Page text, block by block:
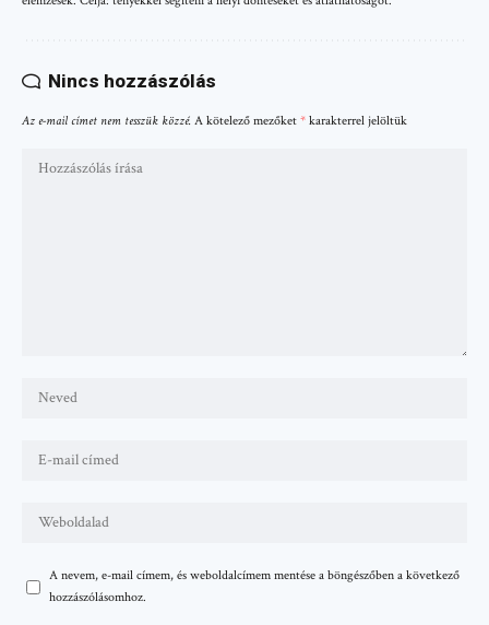
Nincs hozzászólás
Az e-mail címet nem tesszük közzé. A kötelező mezőket * karakterrel jelöltük
A nevem, e-mail címem, és weboldalcímem mentése a böngészőben a következő
hozzászólásomhoz.